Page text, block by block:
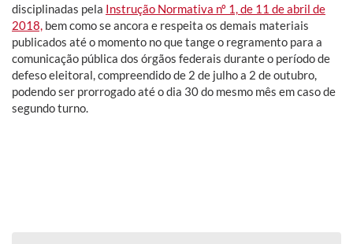
disciplinadas pela Instrução Normativa nº 1, de 11 de abril de
2018, bem como se ancora e respeita os demais materiais
publicados até o momento no que tange o regramento para a
comunicação pública dos órgãos federais durante o período de
defeso eleitoral, compreendido de 2 de julho a 2 de outubro,
podendo ser prorrogado até o dia 30 do mesmo mês em caso de
segundo turno.